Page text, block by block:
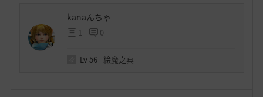
kanaんちゃ
1 0
Lv 56 絵魔之真